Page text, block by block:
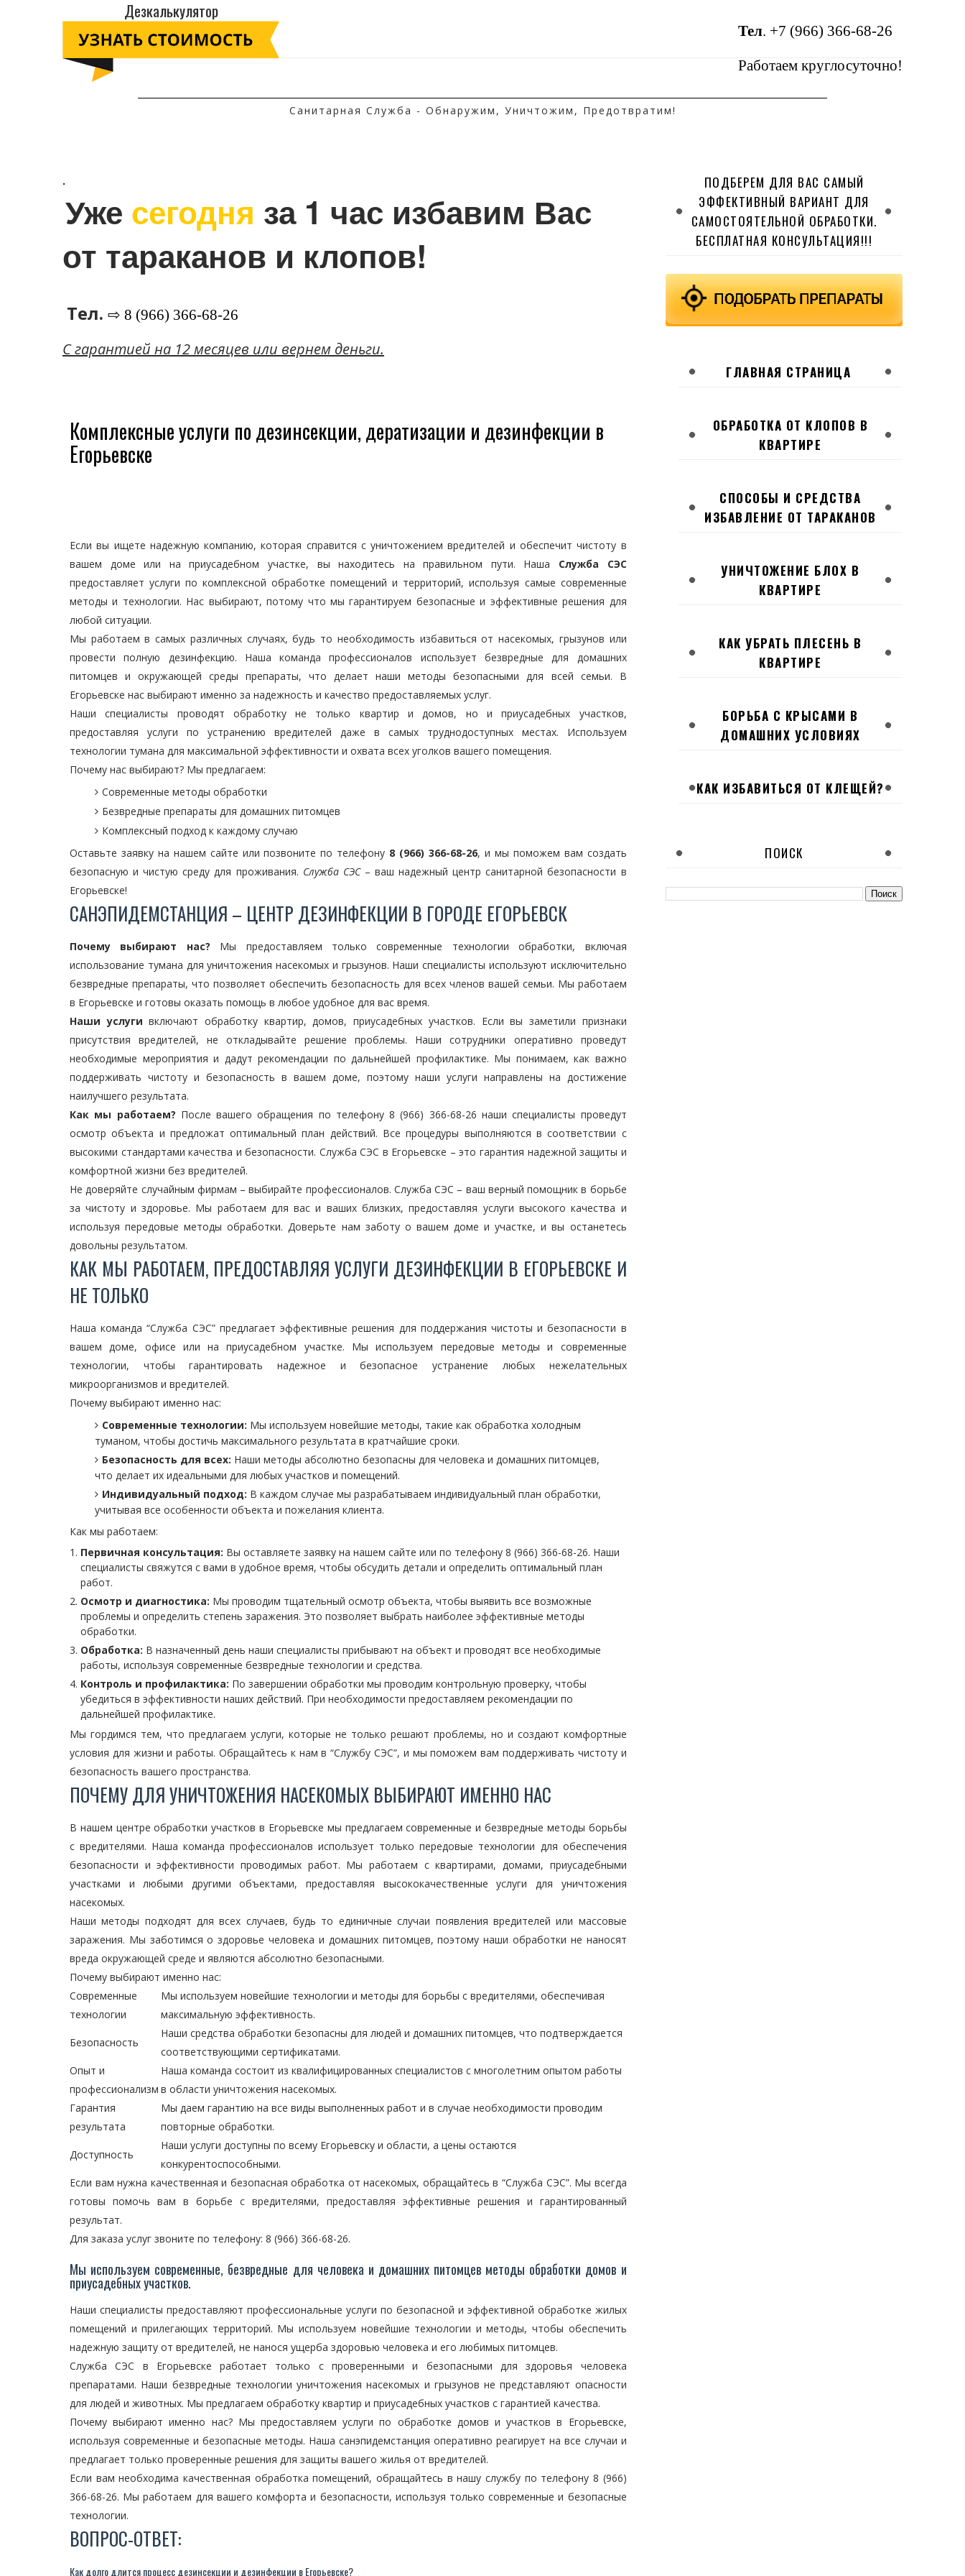
Дезкалькулятор
Тел. +7 (966) 366-68-26
Работаем круглосуточно!
Санитарная Служба - Обнаружим, Уничтожим, Предотвратим!
.
Уже сегодня за 1 час избавим Вас
от тараканов и клопов!
Тел. ⇨ 8 (966) 366-68-26
C гарантией на 12 месяцев или вернем деньги.
Комплексные услуги по дезинсекции, дератизации и дезинфекции в
Егорьевске
Если вы ищете надежную компанию, которая справится с уничтожением вредителей и обеспечит чистоту в
вашем доме или на приусадебном участке, вы находитесь на правильном пути. Наша Служба СЭС
предоставляет услуги по комплексной обработке помещений и территорий, используя самые современные
методы и технологии. Нас выбирают, потому что мы гарантируем безопасные и эффективные решения для
любой ситуации.
Мы работаем в самых различных случаях, будь то необходимость избавиться от насекомых, грызунов или
провести полную дезинфекцию. Наша команда профессионалов использует безвредные для домашних
питомцев и окружающей среды препараты, что делает наши методы безопасными для всей семьи. В
Егорьевске нас выбирают именно за надежность и качество предоставляемых услуг.
Наши специалисты проводят обработку не только квартир и домов, но и приусадебных участков,
предоставляя услуги по устранению вредителей даже в самых труднодоступных местах. Используем
технологии тумана для максимальной эффективности и охвата всех уголков вашего помещения.
Почему нас выбирают? Мы предлагаем:
Современные методы обработки
Безвредные препараты для домашних питомцев
Комплексный подход к каждому случаю
Оставьте заявку на нашем сайте или позвоните по телефону 8 (966) 366-68-26, и мы поможем вам создать
безопасную и чистую среду для проживания. Служба СЭС– ваш надежный центр санитарной безопасности в
Егорьевске!
САНЭПИДЕМСТАНЦИЯ – ЦЕНТР ДЕЗИНФЕКЦИИ В ГОРОДЕ ЕГОРЬЕВСК
Почему выбирают нас? Мы предоставляем только современные технологии обработки, включая
использование тумана для уничтожения насекомых и грызунов. Наши специалисты используют исключительно
безвредные препараты, что позволяет обеспечить безопасность для всех членов вашей семьи. Мы работаем
в Егорьевске и готовы оказать помощь в любое удобное для вас время.
Наши услуги включают обработку квартир, домов, приусадебных участков. Если вы заметили признаки
присутствия вредителей, не откладывайте решение проблемы. Наши сотрудники оперативно проведут
необходимые мероприятия и дадут рекомендации по дальнейшей профилактике. Мы понимаем, как важно
поддерживать чистоту и безопасность в вашем доме, поэтому наши услуги направлены на достижение
наилучшего результата.
Как мы работаем? После вашего обращения по телефону 8 (966) 366-68-26 наши специалисты проведут
осмотр объекта и предложат оптимальный план действий. Все процедуры выполняются в соответствии с
высокими стандартами качества и безопасности. Служба СЭС в Егорьевске – это гарантия надежной защиты и
комфортной жизни без вредителей.
Не доверяйте случайным фирмам – выбирайте профессионалов. Служба СЭС – ваш верный помощник в борьбе
за чистоту и здоровье. Мы работаем для вас и ваших близких, предоставляя услуги высокого качества и
используя передовые методы обработки. Доверьте нам заботу о вашем доме и участке, и вы останетесь
довольны результатом.
КАК МЫ РАБОТАЕМ, ПРЕДОСТАВЛЯЯ УСЛУГИ ДЕЗИНФЕКЦИИ В ЕГОРЬЕВСКЕ И
НЕ ТОЛЬКО
Наша команда “Служба СЭС” предлагает эффективные решения для поддержания чистоты и безопасности в
вашем доме, офисе или на приусадебном участке. Мы используем передовые методы и современные
технологии, чтобы гарантировать надежное и безопасное устранение любых нежелательных
микроорганизмов и вредителей.
Почему выбирают именно нас:
Современные технологии: Мы используем новейшие методы, такие как обработка холодным
туманом, чтобы достичь максимального результата в кратчайшие сроки.
Безопасность для всех: Наши методы абсолютно безопасны для человека и домашних питомцев,
что делает их идеальными для любых участков и помещений.
Индивидуальный подход: В каждом случае мы разрабатываем индивидуальный план обработки,
учитывая все особенности объекта и пожелания клиента.
Как мы работаем:
Первичная консультация: Вы оставляете заявку на нашем сайте или по телефону 8 (966) 366-68-26. Наши
специалисты свяжутся с вами в удобное время, чтобы обсудить детали и определить оптимальный план
работ.
Осмотр и диагностика: Мы проводим тщательный осмотр объекта, чтобы выявить все возможные
проблемы и определить степень заражения. Это позволяет выбрать наиболее эффективные методы
обработки.
Обработка: В назначенный день наши специалисты прибывают на объект и проводят все необходимые
работы, используя современные безвредные технологии и средства.
Контроль и профилактика: По завершении обработки мы проводим контрольную проверку, чтобы
убедиться в эффективности наших действий. При необходимости предоставляем рекомендации по
дальнейшей профилактике.
Мы гордимся тем, что предлагаем услуги, которые не только решают проблемы, но и создают комфортные
условия для жизни и работы. Обращайтесь к нам в “Службу СЭС”, и мы поможем вам поддерживать чистоту и
безопасность вашего пространства.
ПОЧЕМУ ДЛЯ УНИЧТОЖЕНИЯ НАСЕКОМЫХ ВЫБИРАЮТ ИМЕННО НАС
В нашем центре обработки участков в Егорьевске мы предлагаем современные и безвредные методы борьбы
с вредителями. Наша команда профессионалов использует только передовые технологии для обеспечения
безопасности и эффективности проводимых работ. Мы работаем с квартирами, домами, приусадебными
участками и любыми другими объектами, предоставляя высококачественные услуги для уничтожения
насекомых.
Наши методы подходят для всех случаев, будь то единичные случаи появления вредителей или массовые
заражения. Мы заботимся о здоровье человека и домашних питомцев, поэтому наши обработки не наносят
вреда окружающей среде и являются абсолютно безопасными.
Почему выбирают именно нас:
Современные
технологии
Мы используем новейшие технологии и методы для борьбы с вредителями, обеспечивая
максимальную эффективность.
Безопасность
Наши средства обработки безопасны для людей и домашних питомцев, что подтверждается
соответствующими сертификатами.
Опыт и
профессионализм
Наша команда состоит из квалифицированных специалистов с многолетним опытом работы
в области уничтожения насекомых.
Гарантия
результата
Мы даем гарантию на все виды выполненных работ и в случае необходимости проводим
повторные обработки.
Доступность
Наши услуги доступны по всему Егорьевску и области, а цены остаются
конкурентоспособными.
Если вам нужна качественная и безопасная обработка от насекомых, обращайтесь в “Служба СЭС”. Мы всегда
готовы помочь вам в борьбе с вредителями, предоставляя эффективные решения и гарантированный
результат.
Для заказа услуг звоните по телефону: 8 (966) 366-68-26.
Мы используем современные, безвредные для человека и домашних питомцев методы обработки домов и
приусадебных участков.
Наши специалисты предоставляют профессиональные услуги по безопасной и эффективной обработке жилых
помещений и прилегающих территорий. Мы используем новейшие технологии и методы, чтобы обеспечить
надежную защиту от вредителей, не нанося ущерба здоровью человека и его любимых питомцев.
Служба СЭС в Егорьевске работает только с проверенными и безопасными для здоровья человека
препаратами. Наши безвредные технологии уничтожения насекомых и грызунов не представляют опасности
для людей и животных. Мы предлагаем обработку квартир и приусадебных участков с гарантией качества.
Почему выбирают именно нас? Мы предоставляем услуги по обработке домов и участков в Егорьевске,
используя современные и безопасные методы. Наша санэпидемстанция оперативно реагирует на все случаи и
предлагает только проверенные решения для защиты вашего жилья от вредителей.
Если вам необходима качественная обработка помещений, обращайтесь в нашу службу по телефону 8 (966)
366-68-26. Мы работаем для вашего комфорта и безопасности, используя только современные и безопасные
технологии.
ВОПРОС-ОТВЕТ:
Как долго длится процесс дезинсекции и дезинфекции в Егорьевске?
ПОДБЕРЕМ ДЛЯ ВАС САМЫЙ
ЭФФЕКТИВНЫЙ ВАРИАНТ ДЛЯ
САМОСТОЯТЕЛЬНОЙ ОБРАБОТКИ.
БЕСПЛАТНАЯ КОНСУЛЬТАЦИЯ!!!
ГЛАВНАЯ СТРАНИЦА
ОБРАБОТКА ОТ КЛОПОВ В
КВАРТИРЕ
СПОСОБЫ И СРЕДСТВА
ИЗБАВЛЕНИЕ ОТ ТАРАКАНОВ
УНИЧТОЖЕНИЕ БЛОХ В
КВАРТИРЕ
КАК УБРАТЬ ПЛЕСЕНЬ В
КВАРТИРЕ
БОРЬБА С КРЫСАМИ В
ДОМАШНИХ УСЛОВИЯХ
КАК ИЗБАВИТЬСЯ ОТ КЛЕЩЕЙ?
ПОИСК